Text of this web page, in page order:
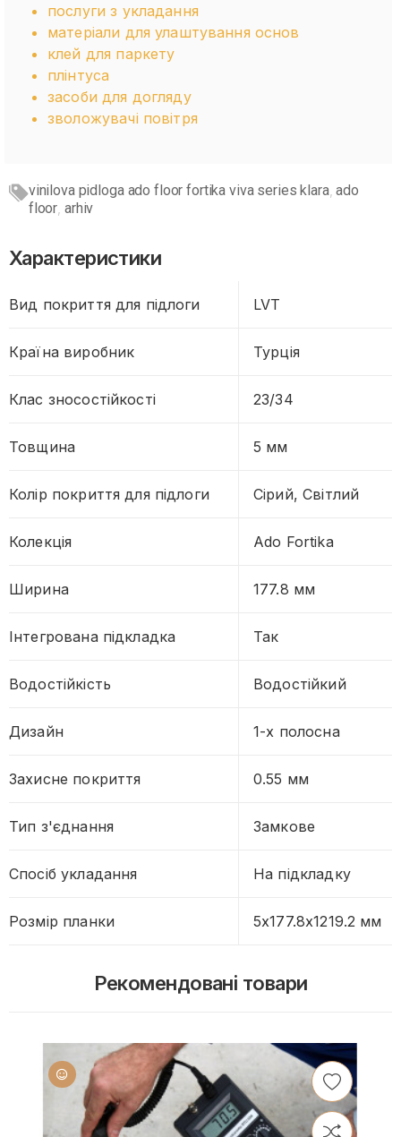
послуги з укладання
матеріали для улаштування основ
клей для паркету
плінтуса
засоби для догляду
зволожувачі повітря
vinilova pidloga ado floor fortika viva series klara,ado
floor arhiv
Характеристики
Вид покриття для підлоги LVT
Країна виробник Турція
Клас зносостійкості 23/34
Товщина 5 мм
Колір покриття для підлоги Сірий, Світлий
Колекція Ado Fortika
Ширина 177.8 мм
Інтегрована підкладка Так
Водостійкість Водостійкий
Дизайн 1-х полосна
Захисне покриття 0.55 мм
Тип з'єднання Замкове
Спосіб укладання На підкладку
Розмір планки 5х177.8х1219.2 мм
Рекомендовані товари